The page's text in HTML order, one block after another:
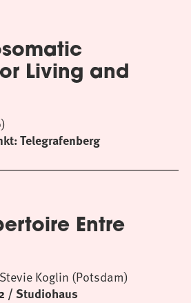
Living and
Telegrafenberg
Entre
/ Studiohaus
Koglin (Potsdam)